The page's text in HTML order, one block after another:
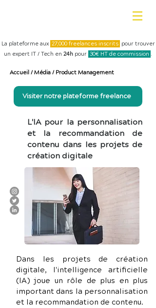
La plateforme aux 27,000 freelances inscrits pour trouver
un expert IT / Tech en 24h pour 30€ HT de commission .
Accueil / Média / Product Management
Visiter notre plateforme freelance
L'IA pour la personnalisation
et la recommandation de
contenu dans les projets de
création digitale
Dans les projets de création
digitale, l'intelligence artificielle
(IA) joue un rôle de plus en plus
important dans la personnalisation
et la recommandation de contenu.